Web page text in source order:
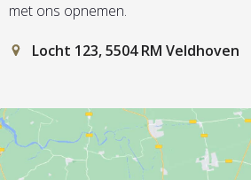
met ons opnemen.
Locht 123, 5504 RM Veldhoven